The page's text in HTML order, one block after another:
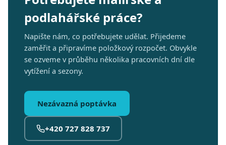
podlahářské práce?
Napište nám, co potřebujete udělat. Přijedeme
zaměřit a připravíme položkový rozpočet. Obvykle
se ozveme v průběhu několika pracovních dní dle
vytížení a sezony.
Nezávazná poptávka
+420 727 828 737